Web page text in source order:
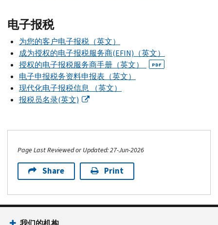
电子报税
为您的客户电子报税（英文）
成为授权的电子报税服务商(EFIN)（英文）
授权的电子报税服务商手册（英文）
PDF
电子申报税务资料申报表（英文）
现代化电子报税信息 （英文）
报税员名录(英文)
Page Last Reviewed or Updated: 27-Jun-2026
Share Print